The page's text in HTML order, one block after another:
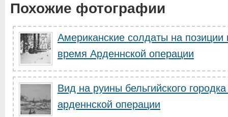
Похожие фотографии
Американские солдаты на
время Арденнской операции
Вид на руины бельгийского
арденнской операции